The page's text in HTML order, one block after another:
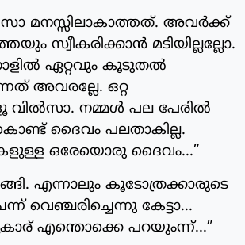
മനസ്സിലാകാത്തത്. അവർക്ക്
സ്വീകരിക്കാൻ മടിയില്ലല്ലോ.
ഏറ്റവും കൂടുതൽ
അവരല്ലേ. ഒറ്റ
നമ്മൾ പല പേരിൽ
ദൈവം പലതാകില്ല.
ഒരേയൊരു ദൈവം...”
എന്നാലും കൂടോത്രക്കാരുടെ
വെഞ്ചരിച്ചെന്നു കേട്ടാ...
എന്തൊക്കെ പറയുംന്ന്...”